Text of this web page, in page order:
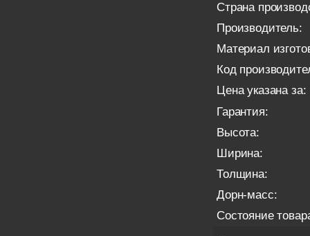
Страна
Производитель:
Материал
Код
Цена указана за:
Гарантия:
Высота:
Ширина:
Толщина:
Дорн-масс:
Состояние